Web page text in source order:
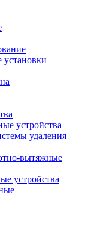
устройства
удаления
вытяжные
устройства